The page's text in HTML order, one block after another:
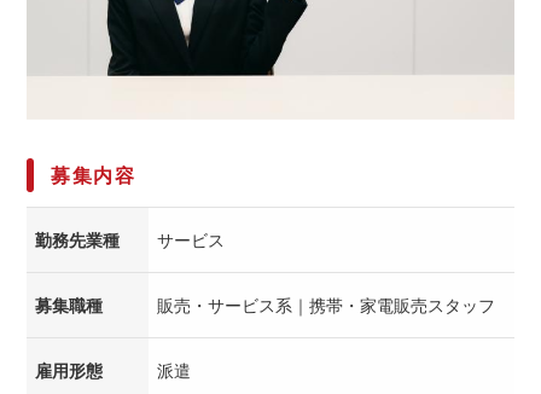
募集内容
勤務先業種 サービス
募集職種 販売・サービス系｜携帯・家電販売スタッフ
雇用形態 派遣